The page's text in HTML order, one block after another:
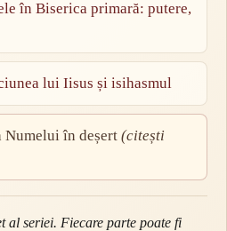
în Biserica primară: putere,
lui Iisus și isihasmul
Numelui în deșert(citești
al seriei. Fiecare parte poate fi